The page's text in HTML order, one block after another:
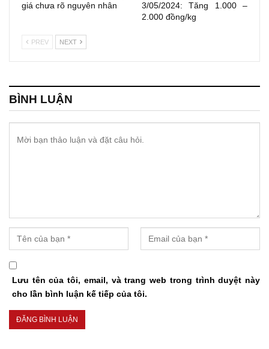
giá chưa rõ nguyên nhân
3/05/2024: Tăng 1.000 –
2.000 đồng/kg
PREV NEXT
BÌNH LUẬN
Lưu tên của tôi, email, và trang web trong trình duyệt này
cho lần bình luận kế tiếp của tôi.